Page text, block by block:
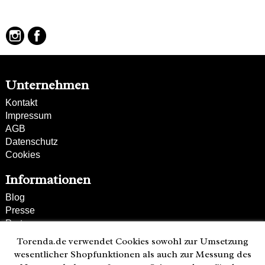
Unternehmen
Kontakt
Impressum
AGB
Datenschutz
Cookies
Informationen
Blog
Presse
Partner
Versand und Zahlung
Bestellung wiederrufen
Torenda.de verwendet Cookies sowohl zur Umsetzung
wesentlicher Shopfunktionen als auch zur Messung des